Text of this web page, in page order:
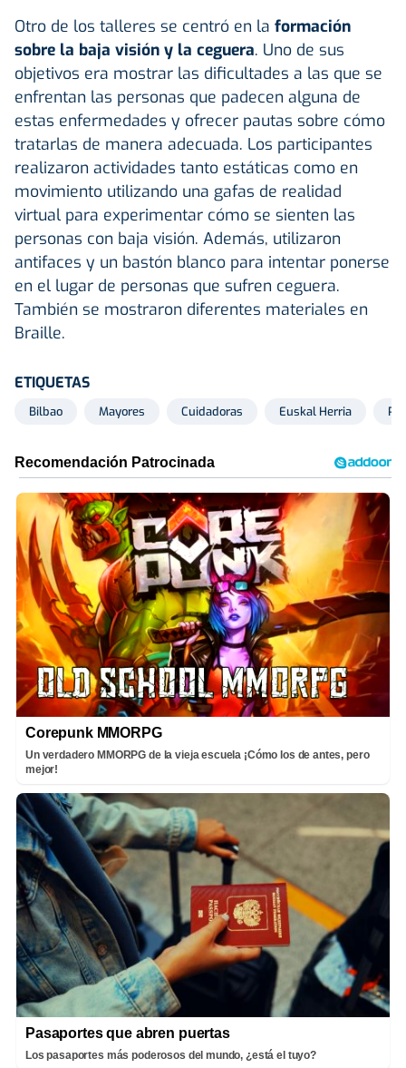
Otro de los talleres se centró en la formación
sobre la baja visión y la ceguera. Uno de sus
objetivos era mostrar las dificultades a las que se
enfrentan las personas que padecen alguna de
estas enfermedades y ofrecer pautas sobre cómo
tratarlas de manera adecuada. Los participantes
realizaron actividades tanto estáticas como en
movimiento utilizando una gafas de realidad
virtual para experimentar cómo se sienten las
personas con baja visión. Además, utilizaron
antifaces y un bastón blanco para intentar ponerse
en el lugar de personas que sufren ceguera.
También se mostraron diferentes materiales en
Braille.
ETIQUETAS
Bilbao Mayores Cuidadoras Euskal Herria
Corepunk MMORPG
Un verdadero MMORPG de la vieja escuela ¡Cómo los de antes, pero
mejor!
Pasaportes que abren puertas
Los pasaportes más poderosos del mundo, ¿está el tuyo?